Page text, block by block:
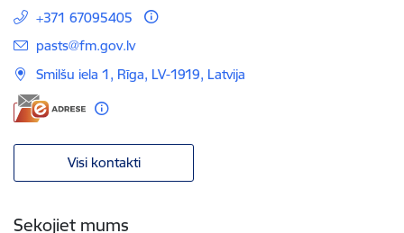
+371 67095405
E-pasts:
pasts@fm.gov.lv
Smilšu iela 1, Rīga, LV-1919, Latvija
Visi kontakti
Sekojiet mums